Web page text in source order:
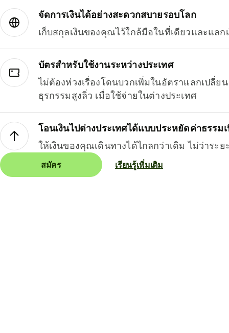
จัดการเงินได้อย่างสะดวกสบายรอบโลก
เก็บสกุลเงินของคุณไว้ใกล้มือในที่เดียวและแลก
บัตรสำหรับใช้งานระหว่างประเทศ
ไม่ต้องห่วงเรื่องโดนบวกเพิ่มในอัตราแลกเปลี่ย
ธุรกรรมสูงลิ่ว เมื่อใช้จ่ายในต่างประเทศ
โอนเงินไปต่างประเทศได้แบบประหยัดค่าธรรม
ให้เงินของคุณเดินทางได้ไกลกว่าเดิม ไม่ว่าระย
สมัคร เรียนรู้เพิ่มเติม